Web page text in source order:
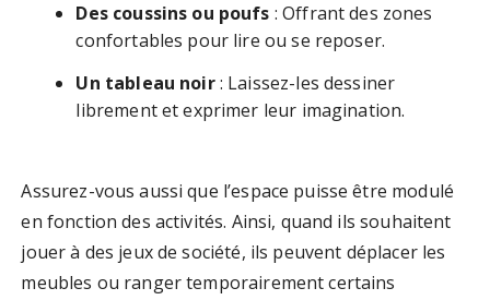
Des coussins ou poufs : Offrant des zones
confortables pour lire ou se reposer.
Un tableau noir: Laissez-les dessiner
librement et exprimer leur imagination.
Assurez-vous aussi que l’espace puisse être modulé
en fonction des activités. Ainsi, quand ils souhaitent
jouer à des jeux de société, ils peuvent déplacer les
meubles ou ranger temporairement certains